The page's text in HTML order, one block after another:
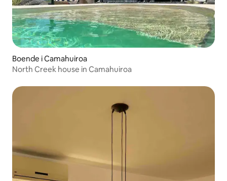
Boende i Camahuiroa
North Creek house in Camahuiroa